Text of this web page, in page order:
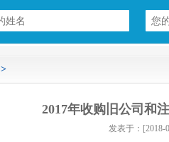
>
2017年收购旧公司和
发表于：[2018-